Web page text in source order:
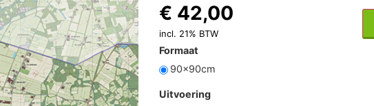
Formaat
90x90cm
Uitvoering
€ 42,00
incl. 21% BTW